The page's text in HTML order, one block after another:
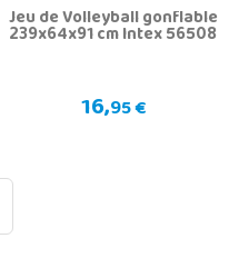
Jeu de Volleyball gonflable
239x64x91 cm Intex 56508
16,95 €